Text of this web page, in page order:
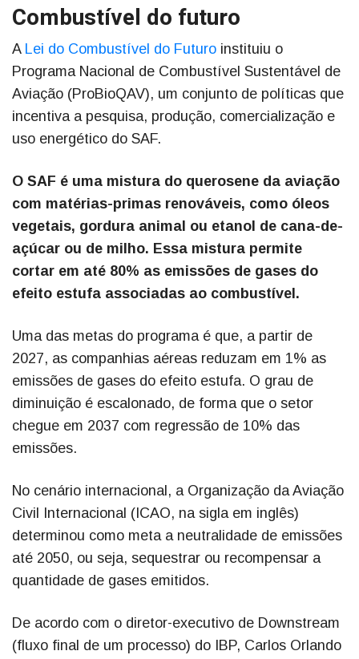
Combustível do futuro
A Lei do Combustível do Futuro instituiu o
Programa Nacional de Combustível Sustentável de
Aviação (ProBioQAV), um conjunto de políticas que
incentiva a pesquisa, produção, comercialização e
uso energético do SAF.
O SAF é uma mistura do querosene da aviação
com matérias-primas renováveis, como óleos
vegetais, gordura animal ou etanol de cana-de-
açúcar ou de milho. Essa mistura permite
cortar em até 80% as emissões de gases do
efeito estufa associadas ao combustível.
Uma das metas do programa é que, a partir de
2027, as companhias aéreas reduzam em 1% as
emissões de gases do efeito estufa. O grau de
diminuição é escalonado, de forma que o setor
chegue em 2037 com regressão de 10% das
emissões.
No cenário internacional, a Organização da Aviação
Civil Internacional (ICAO, na sigla em inglês)
determinou como meta a neutralidade de emissões
até 2050, ou seja, sequestrar ou recompensar a
quantidade de gases emitidos.
De acordo com o diretor-executivo de Downstream
(fluxo final de um processo) do IBP, Carlos Orlando